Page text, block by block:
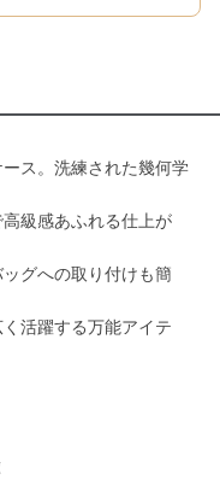
ス。洗練された幾何学
級感あふれる仕上が
グへの取り付けも簡
活躍する万能アイテ